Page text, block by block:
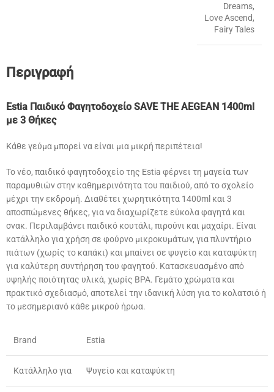
Dreams,
Love Ascend,
Fairy Tales
Περιγραφή
Estia Παιδικό Φαγητοδοχείο SAVE THE AEGEAN 1400ml
με 3 Θήκες
Κάθε γεύμα μπορεί να είναι μια μικρή περιπέτεια!
Το νέο, παιδικό φαγητοδοχείο της Estia φέρνει τη μαγεία των
παραμυθιών στην καθημερινότητα του παιδιού, από το σχολείο
μέχρι την εκδρομή. Διαθέτει χωρητικότητα 1400ml και 3
αποσπώμενες θήκες, για να διαχωρίζετε εύκολα φαγητά και
σνακ. Περιλαμβάνει παιδικό κουτάλι, πιρούνι και μαχαίρι. Είναι
κατάλληλο για χρήση σε φούρνο μικροκυμάτων, για πλυντήριο
πιάτων (χωρίς το καπάκι) και μπαίνει σε ψυγείο και καταψύκτη
για καλύτερη συντήρηση του φαγητού. Κατασκευασμένο από
υψηλής ποιότητας υλικά, χωρίς BPA. Γεμάτο χρώματα και
πρακτικό σχεδιασμό, αποτελεί την ιδανική λύση για το κολατσιό ή
το μεσημεριανό κάθε μικρού ήρωα.
Brand Estia
Κατάλληλο για Ψυγείο και καταψύκτη